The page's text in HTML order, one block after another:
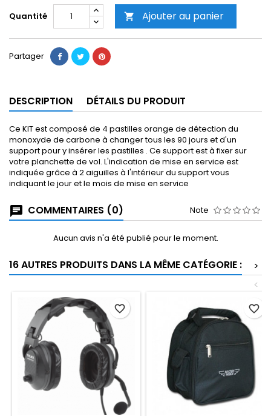
Quantité  Ajouter au panier
Partager
DESCRIPTION DÉTAILS DU PRODUIT
Ce KIT est composé de 4 pastilles orange de détection du
monoxyde de carbone à changer tous les 90 jours et d'un
support pour y insérer les pastilles . Ce support est à fixer sur
votre planchette de vol. L'indication de mise en service est
indiquée grâce à 2 aiguilles à l'intérieur du support vous
indiquant le jour et le mois de mise en service
COMMENTAIRES (0) Note
Aucun avis n'a été publié pour le moment.
16 AUTRES PRODUITS DANS LA MÊME CATÉGORIE :
>
<
favorite_border favorite_border